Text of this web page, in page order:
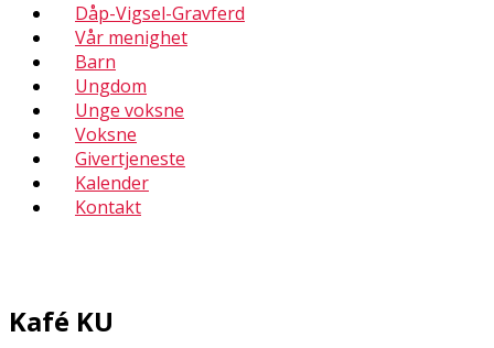
Dåp-Vigsel-Gravferd
Vår menighet
Barn
Ungdom
Unge voksne
Voksne
Givertjeneste
Kalender
Kontakt
Kafé KU